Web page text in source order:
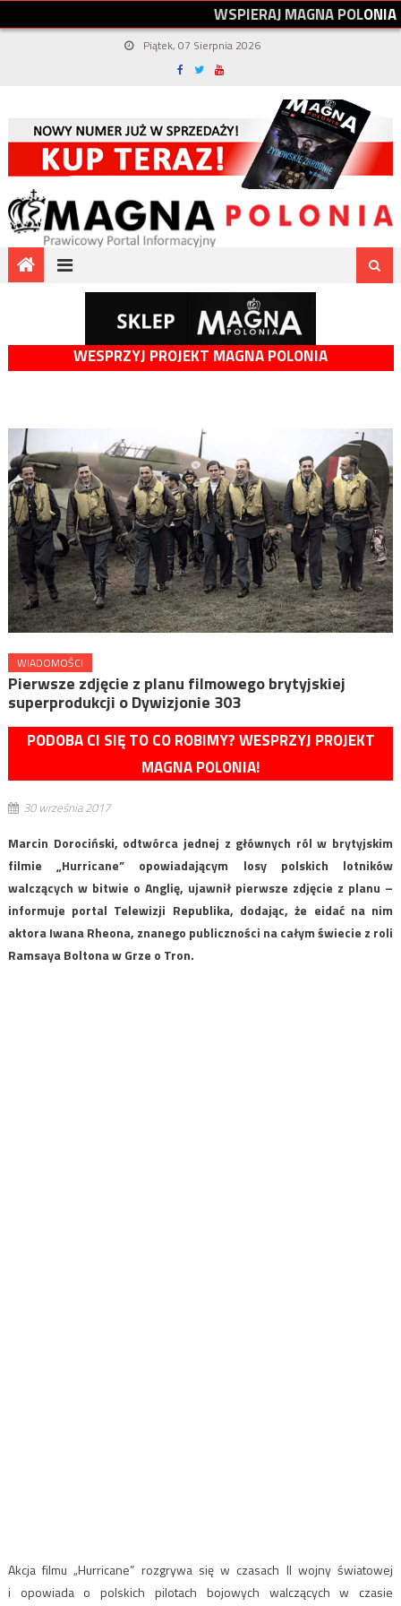
WSPIERAJMAGNAPOLONIA
Piątek, 07 Sierpnia 2026
WESPRZYJ PROJEKT MAGNA POLONIA
WIADOMOŚCI
Pierwsze zdjęcie z planu filmowego brytyjskiej
superprodukcji o Dywizjonie 303
PODOBA CI SIĘ TO CO ROBIMY? WESPRZYJ PROJEKT
MAGNA POLONIA!
30 września 2017
Marcin Dorociński, odtwórca jednej z głównych ról w brytyjskim
filmie „Hurricane” opowiadającym losy polskich lotników
walczących w bitwie o Anglię, ujawnił pierwsze zdjęcie z planu –
informuje portal Telewizji Republika, dodając, że eidać na nim
aktora Iwana Rheona, znanego publiczności na całym świecie z roli
Ramsaya Boltona w Grze o Tron.
Akcja filmu „Hurricane” rozgrywa się w czasach II wojny światowej
i opowiada o polskich pilotach bojowych walczących w czasie